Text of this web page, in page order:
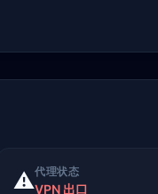
⚠️代理状态
VPN 出口